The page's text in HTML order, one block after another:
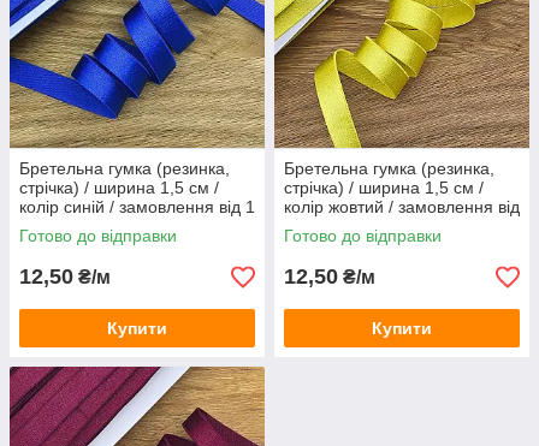
Бретельна гумка (резинка,
стрічка) / ширина 1,5 см /
колір синій / замовлення від 1
метра
Готово до відправки
12,50 ₴/м
Купити
Бретельна гумка (резинка,
стрічка) / ширина 1,5 см /
колір жовтий / замовлення від
1 метра
Готово до відправки
12,50 ₴/м
Купити